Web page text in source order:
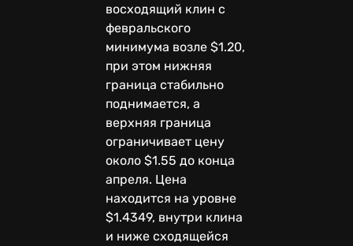
восходящий клин с
февральского
минимума возле $1.20,
при этом нижняя
граница стабильно
поднимается, а
верхняя граница
ограничивает цену
около $1.55 до конца
апреля. Цена
находится на уровне
$1.4349, внутри клина
и ниже сходящейся